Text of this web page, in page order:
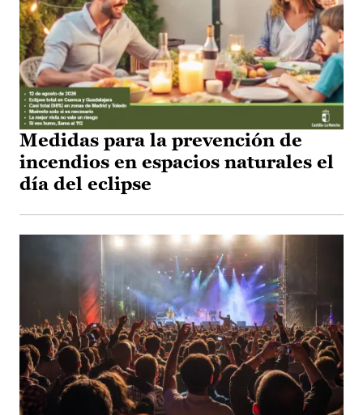
Medidas para la prevención de
incendios en espacios naturales el
día del eclipse